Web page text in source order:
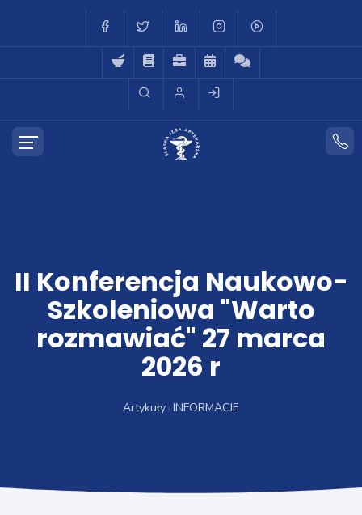
II Konferencja Naukowo-
Szkoleniowa "Warto
rozmawiać" 27 marca
2026 r
Artykuły INFORMACJE